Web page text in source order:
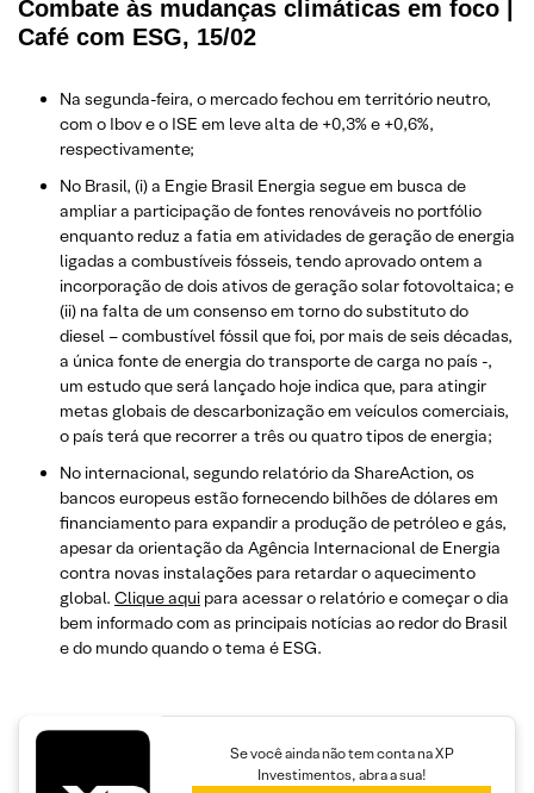
Combate às mudanças climáticas em foco |
Café com ESG, 15/02
Na segunda-feira, o mercado fechou em território neutro,
com o Ibov e o ISE em leve alta de +0,3% e +0,6%,
respectivamente;
No Brasil, (i) a Engie Brasil Energia segue em busca de
ampliar a participação de fontes renováveis no portfólio
enquanto reduz a fatia em atividades de geração de energia
ligadas a combustíveis fósseis, tendo aprovado ontem a
incorporação de dois ativos de geração solar fotovoltaica; e
(ii) na falta de um consenso em torno do substituto do
diesel – combustível fóssil que foi, por mais de seis décadas,
a única fonte de energia do transporte de carga no país -,
um estudo que será lançado hoje indica que, para atingir
metas globais de descarbonização em veículos comerciais,
o país terá que recorrer a três ou quatro tipos de energia;
No internacional, segundo relatório da ShareAction, os
bancos europeus estão fornecendo bilhões de dólares em
financiamento para expandir a produção de petróleo e gás,
apesar da orientação da Agência Internacional de Energia
contra novas instalações para retardar o aquecimento
global. Clique aqui para acessar o relatório e começar o dia
bem informado com as principais notícias ao redor do Brasil
e do mundo quando o tema é ESG.
Se você ainda não tem conta na XP
Investimentos, abra a sua!